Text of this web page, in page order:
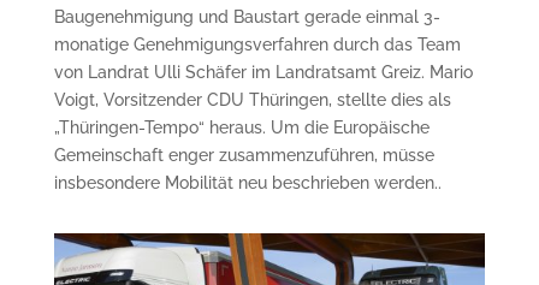
Baugenehmigung und Baustart gerade einmal 3-
monatige Genehmigungsverfahren durch das Team
von Landrat Ulli Schäfer im Landratsamt Greiz. Mario
Voigt, Vorsitzender CDU Thüringen, stellte dies als
„Thüringen-Tempo“ heraus. Um die Europäische
Gemeinschaft enger zusammenzuführen, müsse
insbesondere Mobilität neu beschrieben werden..